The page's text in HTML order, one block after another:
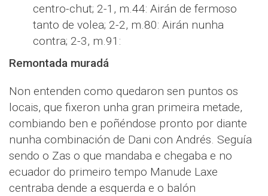
centro-chut; 2-1, m.44: Airán de fermoso
tanto de volea; 2-2, m.80: Airán nunha
contra; 2-3, m.91:
Remontada muradá
Non entenden como quedaron sen puntos os
locais, que fixeron unha gran primeira metade,
combiando ben e poñéndose pronto por diante
nunha combinación de Dani con Andrés. Seguía
sendo o Zas o que mandaba e chegaba e no
ecuador do primeiro tempo Manude Laxe
centraba dende a esquerda e o balón